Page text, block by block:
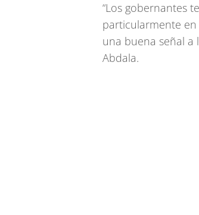
“Los gobernantes
particularmente
una buena señal a
Abdala.